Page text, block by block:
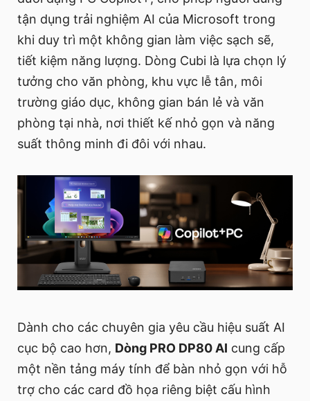
tận dụng trải nghiệm AI của Microsoft trong
khi duy trì một không gian làm việc sạch sẽ,
tiết kiệm năng lượng. Dòng Cubi là lựa chọn lý
tưởng cho văn phòng, khu vực lễ tân, môi
trường giáo dục, không gian bán lẻ và văn
phòng tại nhà, nơi thiết kế nhỏ gọn và năng
suất thông minh đi đôi với nhau.
Dành cho các chuyên gia yêu cầu hiệu suất AI
cục bộ cao hơn, Dòng PRO DP80 AI cung cấp
một nền tảng máy tính để bàn nhỏ gọn với hỗ
trợ cho các card đồ họa riêng biệt cấu hình